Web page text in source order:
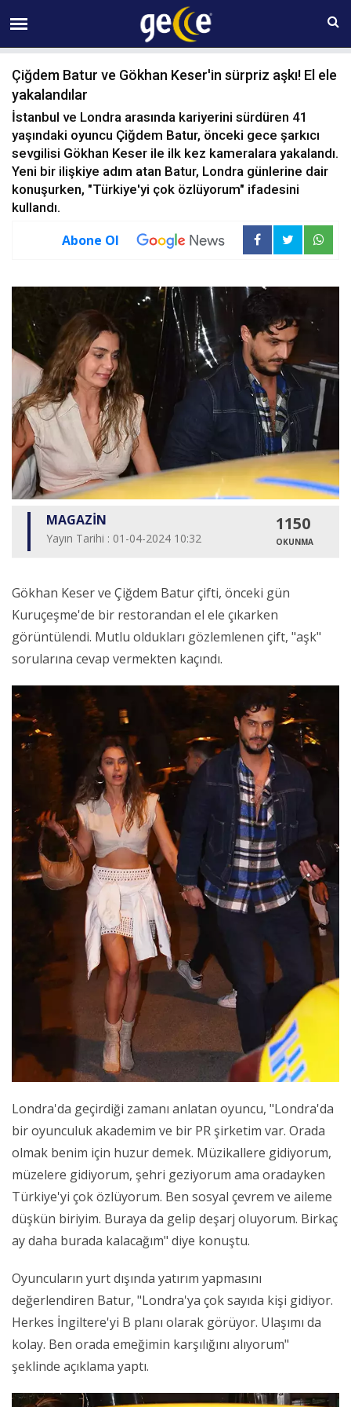
10 AĞUSTOS Pazartesi 09:59
Çiğdem Batur ve Gökhan Keser'in sürpriz aşkı! El ele
yakalandılar
İstanbul ve Londra arasında kariyerini sürdüren 41
yaşındaki oyuncu Çiğdem Batur, önceki gece şarkıcı
sevgilisi Gökhan Keser ile ilk kez kameralara yakalandı.
Yeni bir ilişkiye adım atan Batur, Londra günlerine dair
konuşurken, "Türkiye'yi çok özlüyorum" ifadesini
kullandı.
Abone Ol
MAGAZİN
Yayın Tarihi : 01-04-2024 10:32
1150
OKUNMA
Gökhan Keser ve Çiğdem Batur çifti, önceki gün
Kuruçeşme'de bir restorandan el ele çıkarken
görüntülendi. Mutlu oldukları gözlemlenen çift, "aşk"
sorularına cevap vermekten kaçındı.
Londra'da geçirdiği zamanı anlatan oyuncu, "Londra'da
bir oyunculuk akademim ve bir PR şirketim var. Orada
olmak benim için huzur demek. Müzikallere gidiyorum,
müzelere gidiyorum, şehri geziyorum ama oradayken
Türkiye'yi çok özlüyorum. Ben sosyal çevrem ve aileme
düşkün biriyim. Buraya da gelip deşarj oluyorum. Birkaç
ay daha burada kalacağım" diye konuştu.
Oyuncuların yurt dışında yatırım yapmasını
değerlendiren Batur, "Londra'ya çok sayıda kişi gidiyor.
Herkes İngiltere'yi B planı olarak görüyor. Ulaşımı da
kolay. Ben orada emeğimin karşılığını alıyorum"
şeklinde açıklama yaptı.